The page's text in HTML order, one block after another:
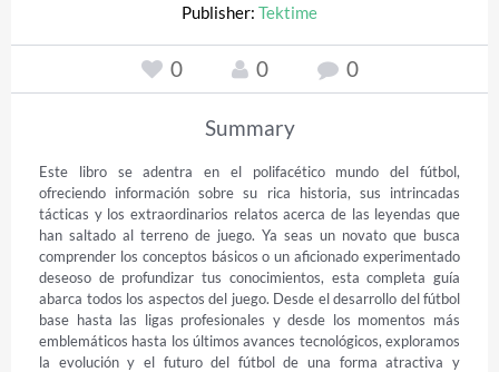
Publisher: Tektime
0 0 0
Summary
Este libro se adentra en el polifacético mundo del fútbol,
ofreciendo información sobre su rica historia, sus intrincadas
tácticas y los extraordinarios relatos acerca de las leyendas que
han saltado al terreno de juego. Ya seas un novato que busca
comprender los conceptos básicos o un aficionado experimentado
deseoso de profundizar tus conocimientos, esta completa guía
abarca todos los aspectos del juego. Desde el desarrollo del fútbol
base hasta las ligas profesionales y desde los momentos más
emblemáticos hasta los últimos avances tecnológicos, exploramos
la evolución y el futuro del fútbol de una forma atractiva y